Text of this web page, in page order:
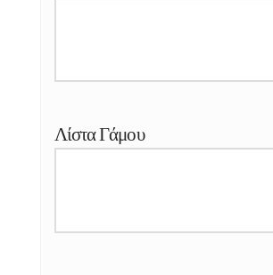
Λίστα Γάμου